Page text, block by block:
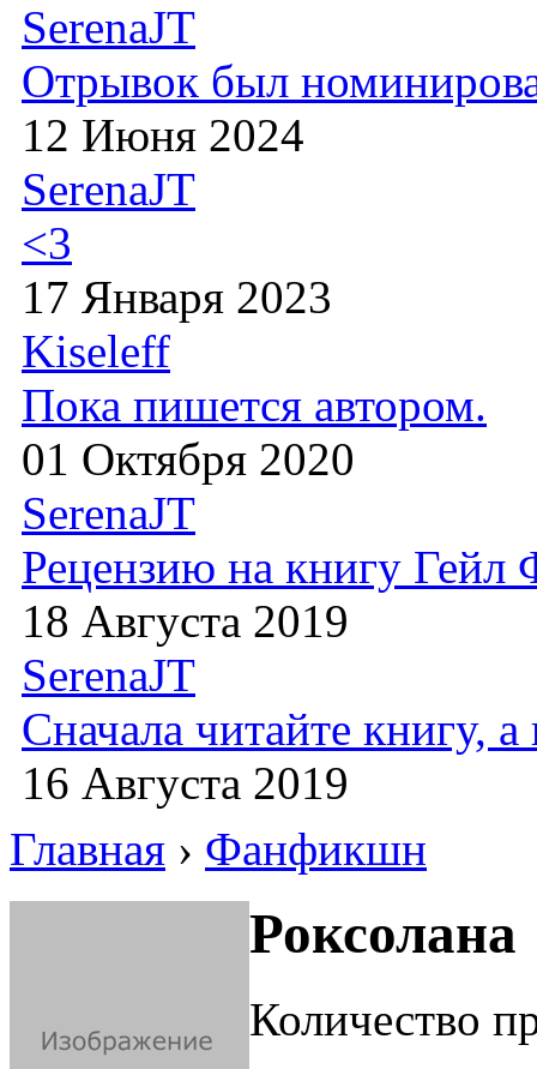
SerenaJT
Отрывок был
12 Июня 2024
SerenaJT
<3
17 Января 2023
Kiseleff
Пока пишется автором.
01 Октября 2020
SerenaJT
Рецензию на книгу
18 Августа 2019
SerenaJT
Сначала читайте книгу,
16 Августа 2019
Главная › Фанфикшн
Роксолана
Количество